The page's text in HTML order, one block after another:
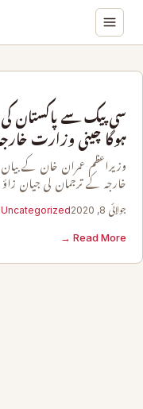
سی پیک سے پاکستان کی
ہوگا چینی وزارت
وزیراعظم عمران خان کے
خارجہ کے ترجمان لی جیان
جولائی 8, 2020 Uncategorized
Read More →